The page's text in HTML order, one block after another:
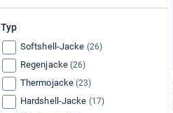
Typ
Softshell-Jacke (26)
Regenjacke (26)
Thermojacke (23)
Hardshell-Jacke (17)